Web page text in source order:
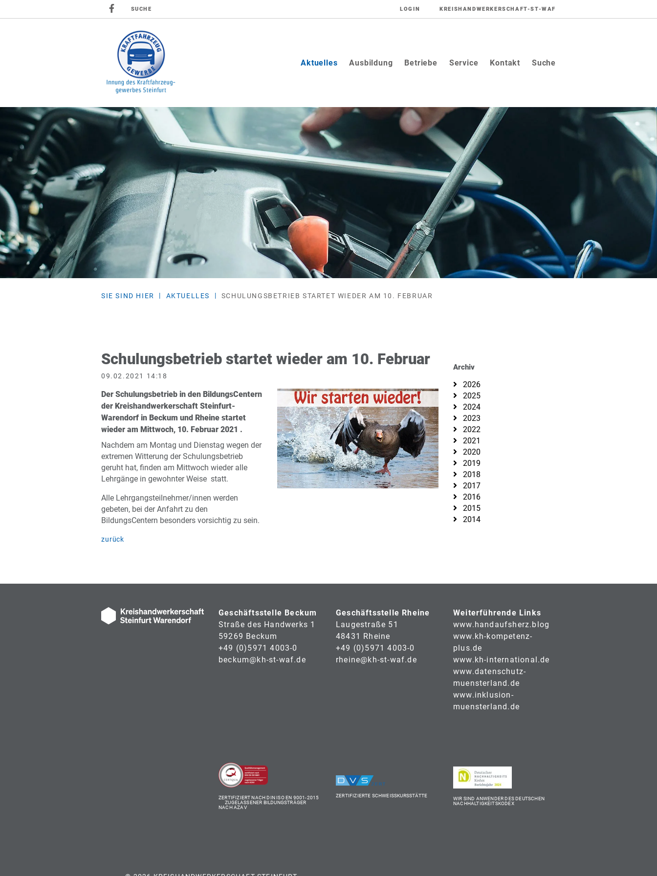
SUCHE LOGIN KREISHANDWERKERSCHAFT-ST-WAF
Aktuelles(current)
Ausbildung Betriebe Service Kontakt Suche
SIE SIND HIER AKTUELLES SCHULUNGSBETRIEB STARTET WIEDER AM 10. FEBRUAR
Schulungsbetrieb startet wieder am 10. Februar
09.02.2021 14:18
Der Schulungsbetrieb in den BildungsCentern
der Kreishandwerkerschaft Steinfurt-
Warendorf in Beckum und Rheine startet
wieder am Mittwoch, 10. Februar 2021 .
Nachdem am Montag und Dienstag wegen der
extremen Witterung der Schulungsbetrieb
geruht hat, finden am Mittwoch wieder alle
Lehrgänge in gewohnter Weise statt.
Alle Lehrgangsteilnehmer/innen werden
gebeten, bei der Anfahrt zu den
BildungsCentern besonders vorsichtig zu sein.
zurück
Archiv
2026
2025
2024
2023
2022
2021
2020
2019
2018
2017
2016
2015
2014
Geschäftsstelle Beckum
Straße des Handwerks 1
59269 Beckum
+49 (0)5971 4003-0
beckum@kh-st-waf.de
Geschäftsstelle Rheine
Laugestraße 51
48431 Rheine
+49 (0)5971 4003-0
rheine@kh-st-waf.de
Weiterführende Links
www.handaufsherz.blog
www.kh-kompetenz-
plus.de
www.kh-international.de
www.datenschutz-
muensterland.de
www.inklusion-
muensterland.de
ZERTIFIZIERT NACH DIN ISO EN 9001-2015
ZUGELASSENER BILDUNGSTRÄGER
NACH AZAV
ZERTIFIZIERTE SCHWEISSKURSSTÄTTE WIR SIND ANWENDER DES DEUTSCHEN
NACHHALTIGKEITSKODEX